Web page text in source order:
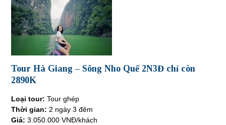
Tour Hà Giang – Sông Nho Quế 2N3Đ chỉ còn
2890K
Loại tour: Tour ghép
Thời gian: 2 ngày 3 đêm
Giá: 3.050.000 VNĐ/khách